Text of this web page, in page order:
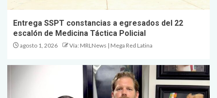
Entrega SSPT constancias a egresados del 22
escalón de Medicina Táctica Policial
agosto 1, 2026 Vía: MRLNews | Mega Red Latina